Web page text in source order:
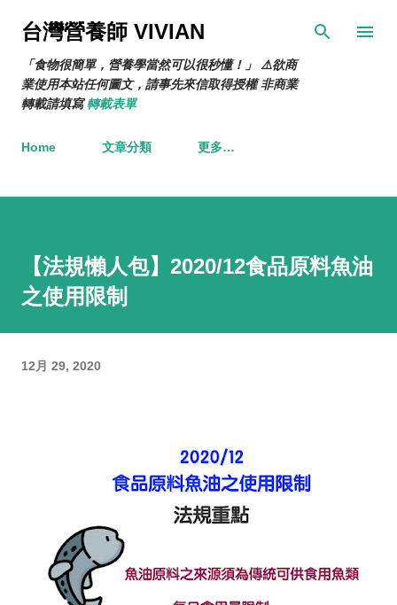
跳到主要內容
台灣營養師 VIVIAN
「食物很簡單，營養學當然可以很秒懂！」 ⚠️欲商
業使用本站任何圖文，請事先來信取得授權 非商業
轉載請填寫轉載表單
Home 文章分類 更多…
【法規懶人包】2020/12食品原料魚油
之使用限制
12月 29, 2020